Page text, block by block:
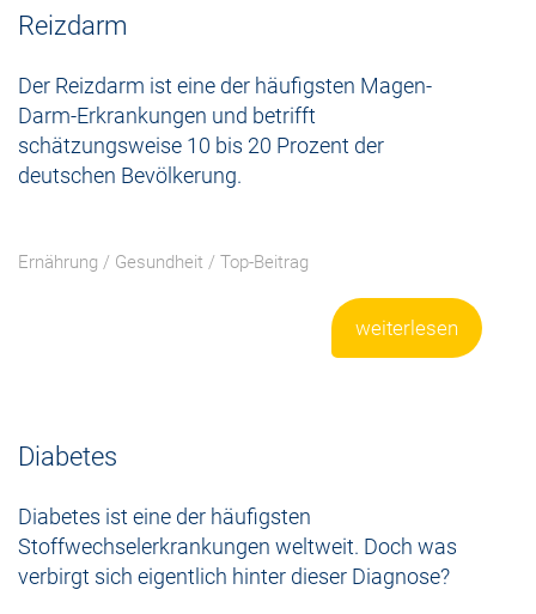
Reizdarm
Der Reizdarm ist eine der häufigsten Magen-
Darm-Erkrankungen und betrifft
schätzungsweise 10 bis 20 Prozent der
deutschen Bevölkerung.
Ernährung / Gesundheit / Top-Beitrag
weiterlesen
Diabetes
Diabetes ist eine der häufigsten
Stoffwechselerkrankungen weltweit. Doch was
verbirgt sich eigentlich hinter dieser Diagnose?